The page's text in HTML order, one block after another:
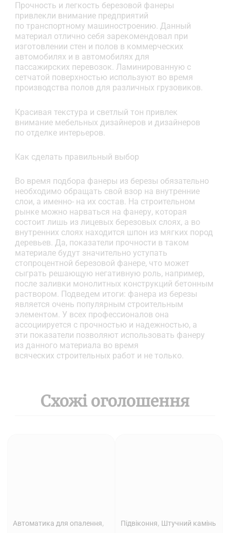
Прочность и легкость березовой фанеры
привлекли внимание предприятий
по транспортному машиностроению. Данный
материал отлично себя зарекомендовал при
изготовлении стен и полов в коммерческих
автомобилях и в автомобилях для
пассажирских перевозок. Ламинированную с
сетчатой поверхностью используют во время
производства полов для различных грузовиков.
Красивая текстура и светлый тон привлек
внимание мебельных дизайнеров и дизайнеров
по отделке интерьеров.
Как сделать правильный выбор
Во время подбора фанеры из березы обязательно
необходимо обращать свой взор на внутренние
слои, а именно- на их состав. На строительном
рынке можно нарваться на фанеру, которая
состоит лишь из лицевых березовых слоях, а во
внутренних слоях находится шпон из мягких пород
деревьев. Да, показатели прочности в таком
материале будут значительно уступать
стопроцентной березовой фанере, что может
сыграть решающую негативную роль, например,
после заливки монолитных конструкций бетонным
раствором. Подведем итоги: фанера из березы
является очень популярным строительным
элементом. У всех профессионалов она
ассоциируется с прочностью и надежностью, а
эти показатели позволяют использовать фанеру
из данного материала во время
всяческих строительных работ и не только.
Схожі оголошення
Автоматика для опалення, Підвіконня, Штучний камінь